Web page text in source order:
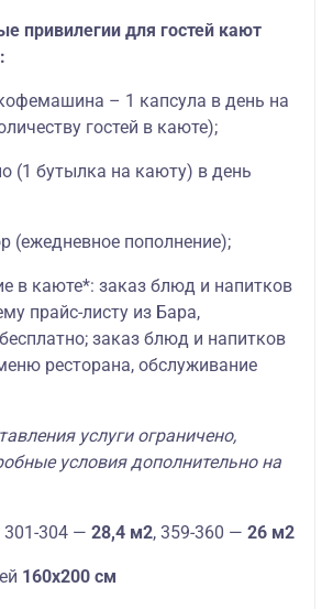
привилегии для гостей кают
– 1 капсула в день на
гостей в каюте);
(1 бутылка на каюту) в день
(ежедневное пополнение);
в каюте*: заказ блюд и напитков
прайс-листу из Бара,
заказ блюд и напитков
ресторана, обслуживание
услуги ограничено,
условия дополнительно на
304 — 28,4 м2, 359-360 — 26 м2
160х200 см